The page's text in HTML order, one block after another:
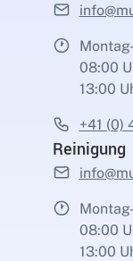
08:00
13:00
+41 (0)
Reinigung
08:00
13:00